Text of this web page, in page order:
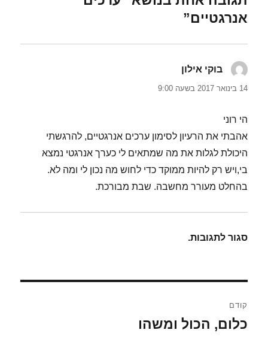
אנרגטיים”
בוקי אילון
14 בינואר 2017 בשעה 9:00
הי רוני
אהבתי את הרעיון לסימון ערכים אנרגטיים, להרגשתי
היכולת לגלות את מה שמתאים לי כערך אנרגטי נמצא
בי,ויש רק להיות ממוקד כדי לחוש מה נכון לי ומה לא.
בהחלט מעורר מחשבה. שבת מבורכת.
סגור לתגובות.
קודם
הפוסט
כלום, הכול ומשהו